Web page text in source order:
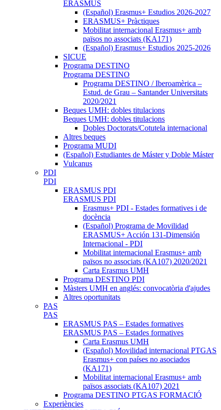
ERASMUS
(Español) Erasmus+ Estudios 2026-2027
ERASMUS+ Pràctiques
Mobilitat internacional Erasmus+ amb
països no associats (KA171)
(Español) Erasmus+ Estudios 2025-2026
SICUE
Programa DESTINO
Programa DESTINO
Programa DESTINO / Iberoamèrica –
Estud. de Grau – Santander Universitats
2020/2021
Beques UMH: dobles titulacions
Beques UMH: dobles titulacions
Dobles Doctorats/Cotutela internacional
Altres beques
Programa MUDI
(Español) Estudiantes de Máster y Doble Máster
Vulcanus
PDI
PDI
ERASMUS PDI
ERASMUS PDI
Erasmus+ PDI - Estades formatives i de
docència
(Español) Programa de Movilidad
ERASMUS+ Acción 131-Dimensión
Internacional - PDI
Mobilitat internacional Erasmus+ amb
països no associats (KA107) 2020/2021
Carta Erasmus UMH
Programa DESTINO PDI
Màsters UMH en anglés: convocatòria d'ajudes
Altres oportunitats
PAS
PAS
ERASMUS PAS – Estades formatives
ERASMUS PAS – Estades formatives
Carta Erasmus UMH
(Español) Movilidad internacional PTGAS
Erasmus+ con países no asociados
(KA171)
Mobilitat internacional Erasmus+ amb
països associats (KA107) 2021
Programa DESTINO PTGAS FORMACIÓ
Experiències